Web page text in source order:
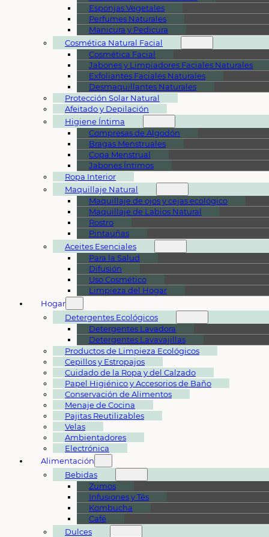
Esponjas Vegetales
Perfumes Naturales
Manicura y Pedicura
Cosmética Natural Facial
Cosmética Facial
Jabones y Limpiadores Faciales Naturales
Exfoliantes Faciales Naturales
Desmaquillantes Naturales
Protección Solar Natural
Afeitado y Depilación
Higiene Íntima
Compresas de Algodón
Bragas Menstruales
Copa Menstrual
Jabones Íntimos
Ropa Interior
Maquillaje Natural
Maquillaje de ojos y cejas ecológico
Maquillaje de Labios Natural
Rostro
Pintauñas
Aceites Esenciales
Para la Salud
Difusión
Uso Cosmético
Limpieza del Hogar
Hogar
Detergentes Ecológicos
Detergentes Lavadora
Detergentes Lavavajillas
Productos de Limpieza Ecológicos
Cepillos y Estropajos
Cuidado de la Ropa y del Calzado
Papel Higiénico y Accesorios de Baño
Conservación de Alimentos
Menaje de Cocina
Pajitas Reutilizables
Velas
Ambientadores
Electrónica
Alimentación
Bebidas
Zumos
Infusiones y Tés
Kombucha
Café
Dulces